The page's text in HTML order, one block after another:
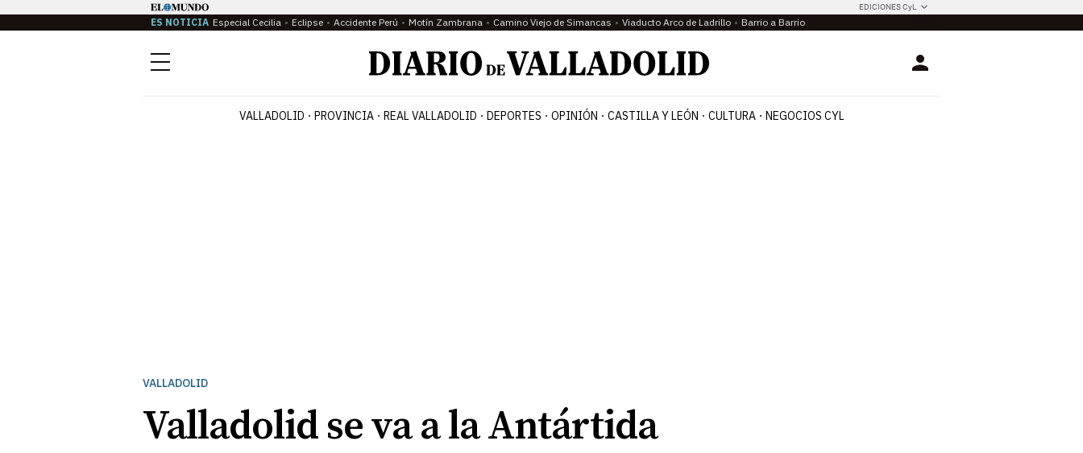
EDICIONES CyL
ES NOTICIA Especial Cecilia Eclipse Accidente Perú Motín Zambrana Camino Viejo de Simancas Viaducto Arco de Ladrillo Barrio a Barrio
Menú Login
VALLADOLID PROVINCIA REAL VALLADOLID DEPORTES OPINIÓN CASTILLA Y LEÓN CULTURA NEGOCIOS CYL
VALLADOLID
Valladolid se va a la Antártida